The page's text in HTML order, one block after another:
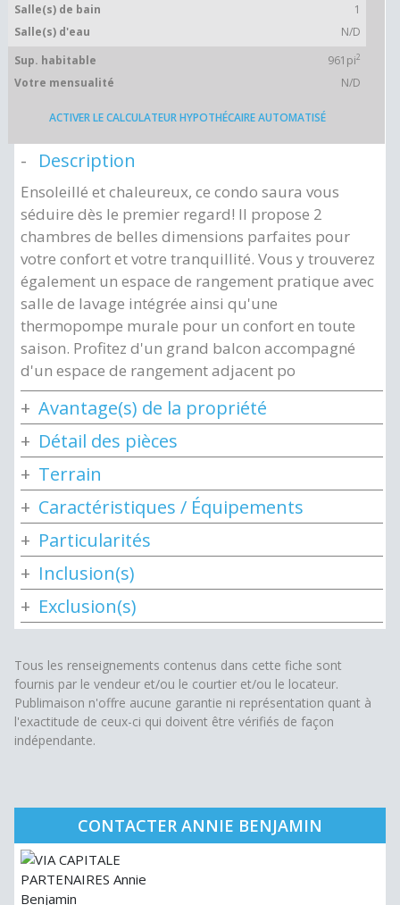
Salle(s) de bain
1
Salle(s) d'eau
N/D
Sup. habitable
961pi2
Votre mensualité N/D
ACTIVER LE CALCULATEUR HYPOTHÉCAIRE AUTOMATISÉ
Description
Ensoleillé et chaleureux, ce condo saura vous
séduire dès le premier regard! Il propose 2
chambres de belles dimensions parfaites pour
votre confort et votre tranquillité. Vous y trouverez
également un espace de rangement pratique avec
salle de lavage intégrée ainsi qu'une
thermopompe murale pour un confort en toute
saison. Profitez d'un grand balcon accompagné
d'un espace de rangement adjacent po
Avantage(s) de la propriété
Détail des pièces
Terrain
Caractéristiques / Équipements
Particularités
Inclusion(s)
Exclusion(s)
Tous les renseignements contenus dans cette fiche sont
fournis par le vendeur et/ou le courtier et/ou le locateur.
Publimaison n'offre aucune garantie ni représentation quant à
l'exactitude de ceux-ci qui doivent être vérifiés de façon
indépendante.
CONTACTER ANNIE BENJAMIN